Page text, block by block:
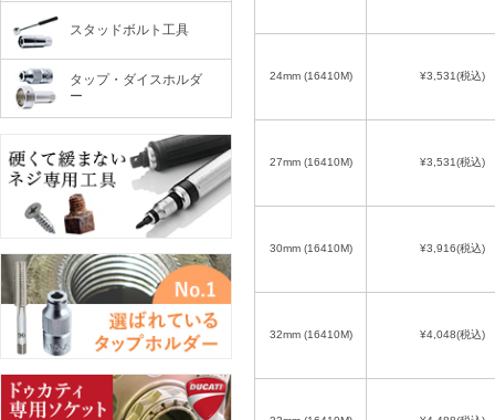
24mm (16410M) ¥3,531(税込)
27mm (16410M) ¥3,531(税込)
30mm (16410M) ¥3,916(税込)
32mm (16410M) ¥4,048(税込)
スタッドボルト工具
タップ・ダイスホルダ
ー